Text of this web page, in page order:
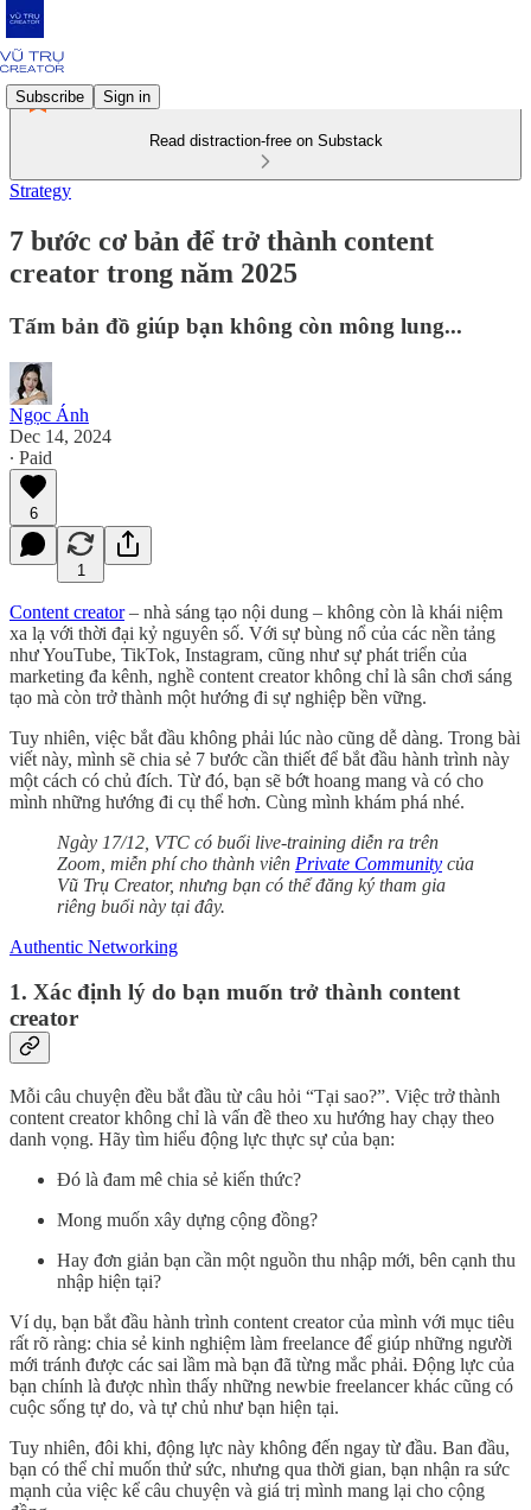
Subscribe Sign in
Read distraction-free on Substack
Strategy
7 bước cơ bản để trở thành content
creator trong năm 2025
Tấm bản đồ giúp bạn không còn mông lung...
Ngọc Ánh
Dec 14, 2024
∙ Paid
6
1
Content creator– nhà sáng tạo nội dung – không còn là khái niệm
xa lạ với thời đại kỷ nguyên số. Với sự bùng nổ của các nền tảng
như YouTube, TikTok, Instagram, cũng như sự phát triển của
marketing đa kênh, nghề content creator không chỉ là sân chơi sáng
tạo mà còn trở thành một hướng đi sự nghiệp bền vững.
Tuy nhiên, việc bắt đầu không phải lúc nào cũng dễ dàng. Trong bài
viết này, mình sẽ chia sẻ 7 bước cần thiết để bắt đầu hành trình này
một cách có chủ đích. Từ đó, bạn sẽ bớt hoang mang và có cho
mình những hướng đi cụ thể hơn. Cùng mình khám phá nhé.
Ngày 17/12, VTC có buổi live-training diễn ra trên
Zoom, miễn phí cho thành viên Private Community của
Vũ Trụ Creator, nhưng bạn có thể đăng ký tham gia
riêng buổi này tại đây.
Authentic Networking
1. Xác định lý do bạn muốn trở thành content
creator
Mỗi câu chuyện đều bắt đầu từ câu hỏi “Tại sao?”. Việc trở thành
content creator không chỉ là vấn đề theo xu hướng hay chạy theo
danh vọng. Hãy tìm hiểu động lực thực sự của bạn:
Đó là đam mê chia sẻ kiến thức?
Mong muốn xây dựng cộng đồng?
Hay đơn giản bạn cần một nguồn thu nhập mới, bên cạnh thu
nhập hiện tại?
Ví dụ, bạn bắt đầu hành trình content creator của mình với mục tiêu
rất rõ ràng: chia sẻ kinh nghiệm làm freelance để giúp những người
mới tránh được các sai lầm mà bạn đã từng mắc phải. Động lực của
bạn chính là được nhìn thấy những newbie freelancer khác cũng có
cuộc sống tự do, và tự chủ như bạn hiện tại.
Tuy nhiên, đôi khi, động lực này không đến ngay từ đầu. Ban đầu,
bạn có thể chỉ muốn thử sức, nhưng qua thời gian, bạn nhận ra sức
mạnh của việc kể câu chuyện và giá trị mình mang lại cho cộng